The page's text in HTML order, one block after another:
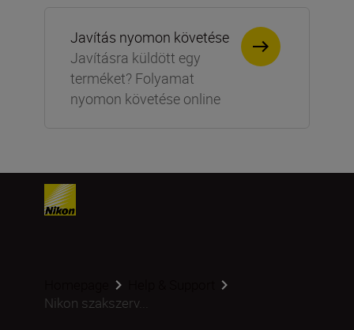
Javítás nyomon követése
Javításra küldött egy
terméket? Folyamat
nyomon követése online
Nikon szakszerv...